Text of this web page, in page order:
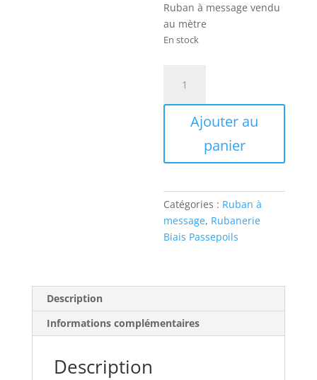
Ruban à message vendu
au mètre
En stock
Ruban
temps
de
rêver
Ajouter au
panier
Catégories : Ruban à
message, Rubanerie
Biais Passepoils
Description
Informations complémentaires
Description